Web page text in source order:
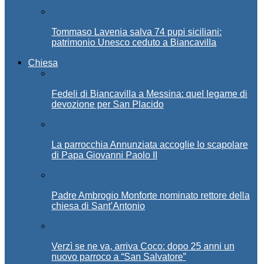
Tommaso Lavenia salva 74 pupi siciliani:
patrimonio Unesco ceduto a Biancavilla
Chiesa
Fedeli di Biancavilla a Messina: quel legame di
devozione per San Placido
La parrocchia Annunziata accoglie lo scapolare
di Papa Giovanni Paolo II
Padre Ambrogio Monforte nominato rettore della
chiesa di Sant’Antonio
Verzì se ne va, arriva Coco: dopo 25 anni un
nuovo parroco a “San Salvatore”